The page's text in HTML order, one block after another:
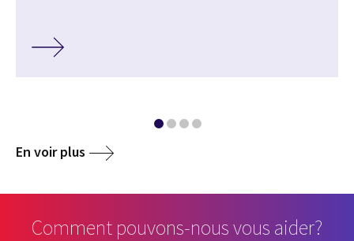
En voir plus
Comment pouvons-nous vous aider?